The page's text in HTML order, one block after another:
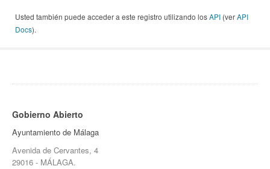
Usted también puede acceder a este registro utilizando losAPI (verAPI
Docs).
Gobierno Abierto
Ayuntamiento de Málaga
Avenida de Cervantes, 4
29016 - MÁLAGA.